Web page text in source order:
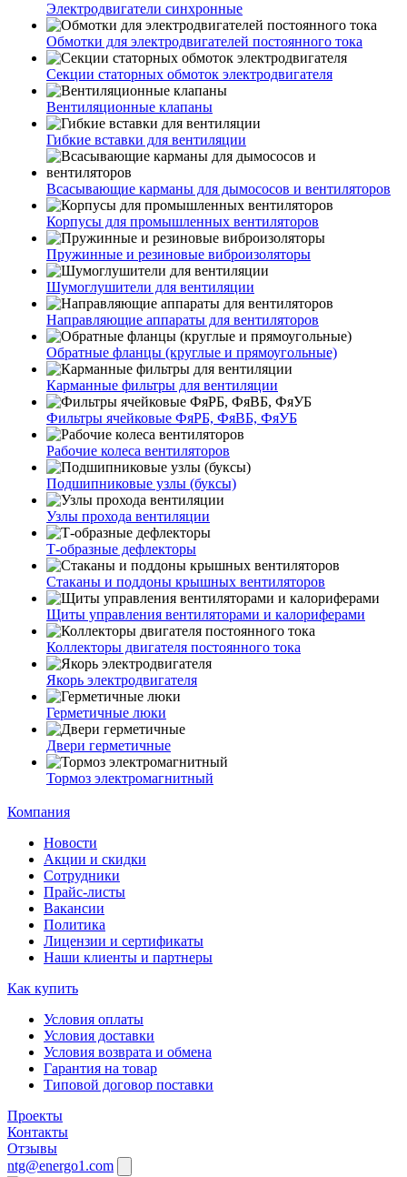
Электродвигатели синхронные
Обмотки для электродвигателей постоянного тока
Секции статорных обмоток электродвигателя
Вентиляционные клапаны
Гибкие вставки для вентиляции
Всасывающие карманы для дымососов и вентиляторов
Корпусы для промышленных вентиляторов
Пружинные и резиновые виброизоляторы
Шумоглушители для вентиляции
Направляющие аппараты для вентиляторов
Обратные фланцы (круглые и прямоугольные)
Карманные фильтры для вентиляции
Фильтры ячейковые ФяРБ, ФяВБ, ФяУБ
Рабочие колеса вентиляторов
Подшипниковые узлы (буксы)
Узлы прохода вентиляции
Т-образные дефлекторы
Стаканы и поддоны крышных вентиляторов
Щиты управления вентиляторами и калориферами
Коллекторы двигателя постоянного тока
Якорь электродвигателя
Герметичные люки
Двери герметичные
Тормоз электромагнитный
Компания
Новости
Акции и скидки
Сотрудники
Прайс-листы
Вакансии
Политика
Лицензии и сертификаты
Наши клиенты и партнеры
Как купить
Условия оплаты
Условия доставки
Условия возврата и обмена
Гарантия на товар
Типовой договор поставки
Проекты
Контакты
Отзывы
ntg@energo1.com